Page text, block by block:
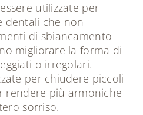
utilizzate per
dentali che non
di sbiancamento
migliorare la forma di
o irregolari.
per chiudere piccoli
rendere più armoniche
sorriso.